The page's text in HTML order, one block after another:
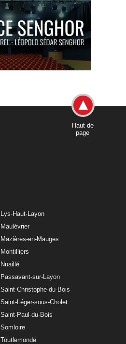
Haut de
page
Lys-Haut-Layon
Maulévrier
Mazières-en-Mauges
Montilliers
Nuaillé
Passavant-sur-Layon
Saint-Christophe-du-Bois
Saint-Léger-sous-Cholet
Saint-Paul-du-Bois
Somloire
Toutlemonde